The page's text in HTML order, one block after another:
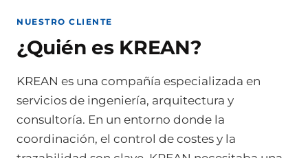
NUESTRO CLIENTE
¿Quién es KREAN?
KREAN es una compañía especializada en
servicios de ingeniería, arquitectura y
consultoría. En un entorno donde la
coordinación, el control de costes y la